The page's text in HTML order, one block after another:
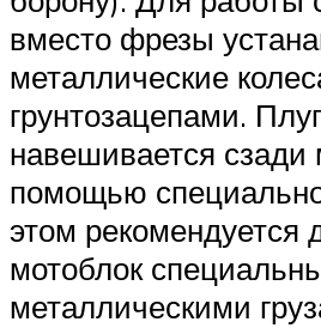
вместо фрезы
металлические
грунтозацепами. Плуг
навешивается сзади
помощью
этом рекомендуется
мотоблок
металлическими